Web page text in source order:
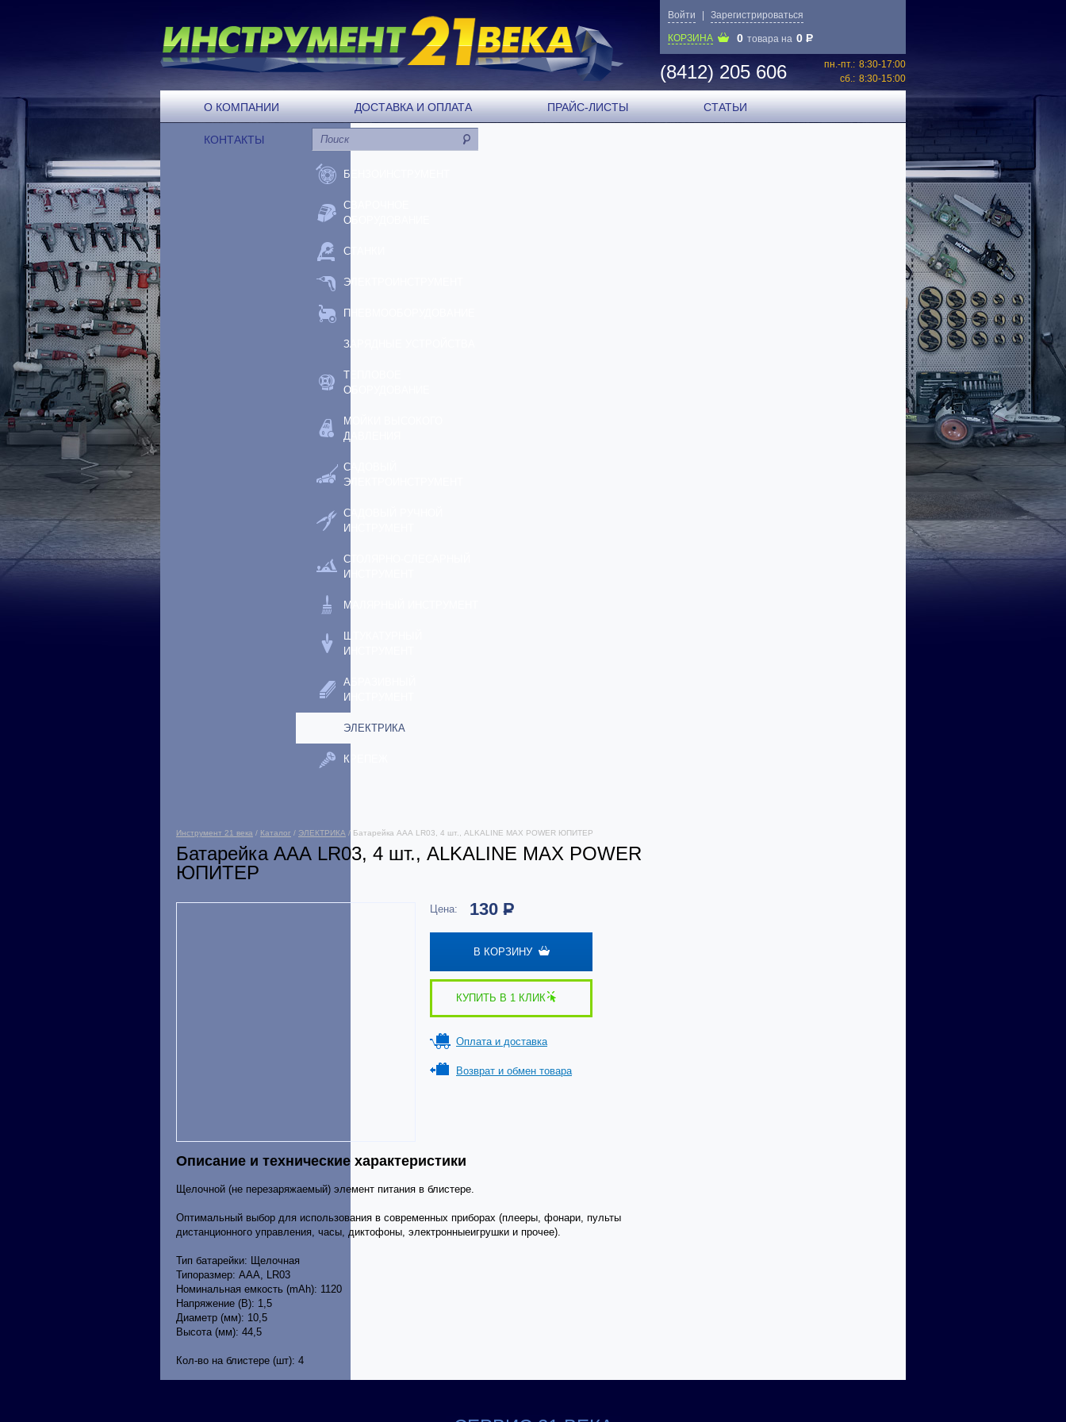
Войти Зарегистрироваться
КОРЗИНА 0 товара на 0 P
(8412) 205 606 пн.-пт.: 8:30-17:00
сб.: 8:30-15:00
О КОМПАНИИ ДОСТАВКА И ОПЛАТА ПРАЙС-ЛИСТЫ СТАТЬИ
КОНТАКТЫ
БЕНЗОИНСТРУМЕНТ
СВАРОЧНОЕ
ОБОРУДОВАНИЕ
СТАНКИ
ЭЛЕКТРОИНСТРУМЕНТ
ПНЕВМООБОРУДОВАНИЕ
ЗАРЯДНЫЕ УСТРОЙСТВА
ТЕПЛОВОЕ
ОБОРУДОВАНИЕ
МОЙКИ ВЫСОКОГО
ДАВЛЕНИЯ
САДОВЫЙ
ЭЛЕКТРОИНСТРУМЕНТ
САДОВЫЙ РУЧНОЙ
ИНСТРУМЕНТ
СТОЛЯРНО-СЛЕСАРНЫЙ
ИНСТРУМЕНТ
МАЛЯРНЫЙ ИНСТРУМЕНТ
ШТУКАТУРНЫЙ
ИНСТРУМЕНТ
АБРАЗИВНЫЙ
ИНСТРУМЕНТ
ЭЛЕКТРИКА
КРЕПЕЖ
Инструмент 21 века / Каталог / ЭЛЕКТРИКА / Батарейка AAА LR03, 4 шт., ALKALINE MAX POWER ЮПИТЕР
Батарейка AAА LR03, 4 шт., ALKALINE MAX POWER
ЮПИТЕР
Цена: 130 Р
В КОРЗИНУ
КУПИТЬ В 1 КЛИК
Оплата и доставка
Возврат и обмен товара
Описание и технические характеристики
Щелочной (не перезаряжаемый) элемент питания в блистере.
Оптимальный выбор для использования в современных приборах (плееры, фонари, пульты
дистанционного управления, часы, диктофоны, электронныеигрушки и прочее).
Тип батарейки: Щелочная
Типоразмер: AAА, LR03
Номинальная емкость (mAh): 1120
Напряжение (В): 1,5
Диаметр (мм): 10,5
Высота (мм): 44,5
Кол-во на блистере (шт): 4